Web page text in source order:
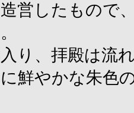
営したもので
。
り、拝殿は流
鮮やかな朱色